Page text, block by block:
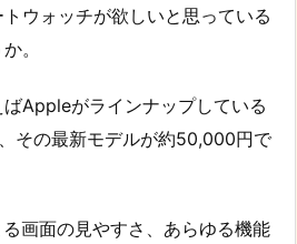
ウォッチが欲しいと思っている
。
Appleがラインナップしている
その最新モデルが約50,000円で
画面の見やすさ、あらゆる機能